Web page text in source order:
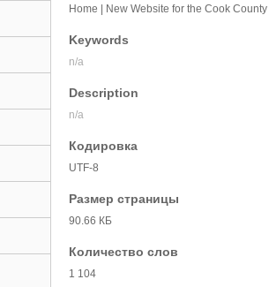
Home | New Website for the Cook
Keywords
n/a
Description
n/a
Кодировка
UTF-8
Размер страницы
90.66 КБ
Количество слов
1 104